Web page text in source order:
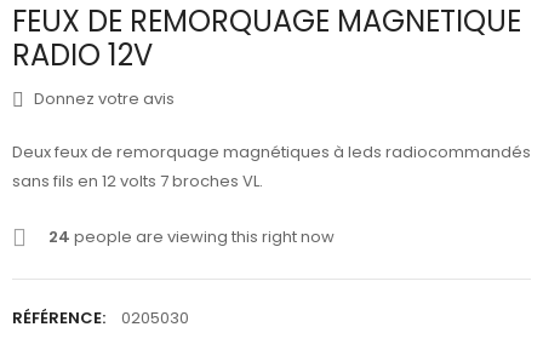
FEUX DE REMORQUAGE MAGNETIQUE
RADIO 12V
Donnez votre avis
Deux feux de remorquage magnétiques à leds radiocommandés
sans fils en 12 volts 7 broches VL.
24 people are viewing this right now
RÉFÉRENCE: 0205030